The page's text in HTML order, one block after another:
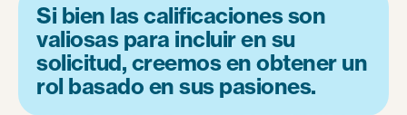
Si bien las calificaciones son
valiosas para incluir en su
solicitud, creemos en obtener un
rol basado en sus pasiones.